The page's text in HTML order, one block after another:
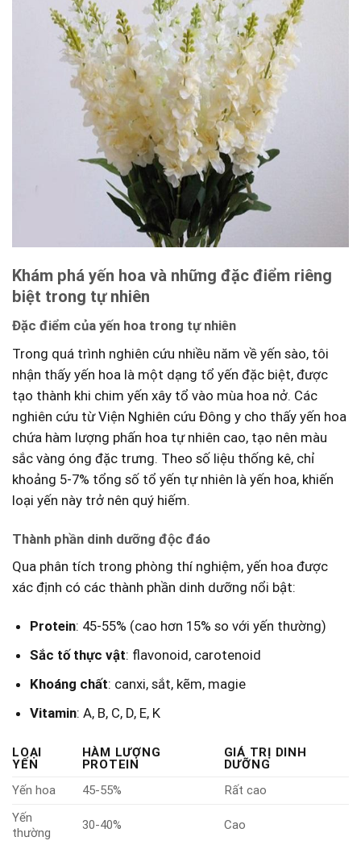
Khám ‍phá⁢ yến hoa ​và những đặc ‌điểm​ riêng
biệt trong tự nhiên
Đặc điểm của yến⁢ hoa trong ⁤tự nhiên
Trong quá trình nghiên cứu‍ nhiều năm về yến sào, tôi
nhận thấy yến hoa là ‍một dạng tổ yến đặc biệt, được
tạo thành‌ khi chim yến‌ xây tổ vào mùa hoa ‍nở. Các
nghiên ‍cứu từ Viện ⁢Nghiên cứu Đông y cho thấy yến hoa
chứa‌ hàm lượng phấn hoa‍ tự nhiên cao, tạo nên màu
sắc vàng óng‌ đặc trưng. Theo số liệu thống⁣ kê, chỉ
khoảng 5-7% ‌tổng số tổ yến tự nhiên là yến⁣ hoa,‌ khiến
loại yến này ‍trở nên quý hiếm.
Thành phần dinh ​dưỡng⁤ độc đáo
Qua phân tích⁤ trong phòng thí nghiệm,⁤ yến hoa được​
xác định có các thành phần ⁣dinh dưỡng nổi bật:
Protein: ‍45-55% (cao hơn 15% ⁤so với​ yến thường)
Sắc tố thực⁢ vật: flavonoid,⁤ carotenoid
Khoáng chất:‌ canxi, sắt, kẽm, magie
Vitamin: A, B, C, D, E, K
LOẠI
YẾN
HÀM LƯỢNG
PROTEIN
GIÁ TRỊ DINH
DƯỠNG
Yến hoa
45-55%
Rất cao
Yến
⁣thường
30-40% Cao